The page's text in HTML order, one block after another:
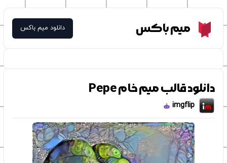
Meme Boxمیم باکس دانلود میم باکس
دانلود قالب میم خام Pepe
imgflip